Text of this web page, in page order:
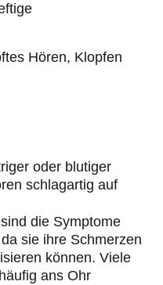
Hören, Klopfen
oder blutiger
schlagartig auf
die Symptome
sie ihre Schmerzen
können. Viele
ans Ohr